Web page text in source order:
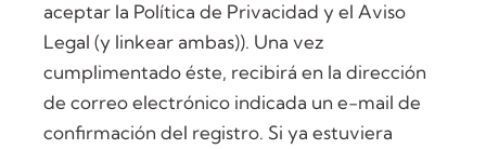
aceptar la Política de Privacidad y el Aviso
Legal (y linkear ambas)). Una vez
cumplimentado éste, recibirá en la dirección
de correo electrónico indicada un e-mail de
confirmación del registro. Si ya estuviera